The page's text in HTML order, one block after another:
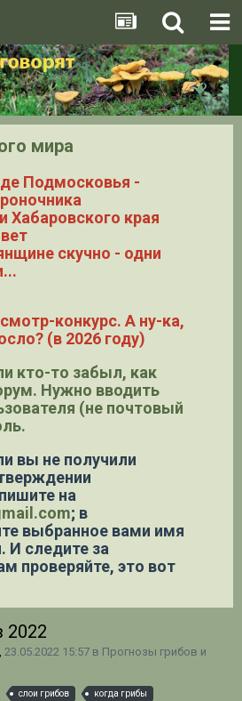
мира
Подмосковья -
Хабаровского края
скучно - одни
конкурс. А ну-ка,
(в 2026 году)
кто-то забыл, как
Нужно вводить
(не почтовый
вы не получили
пишите на
; в
выбранное вами имя
И следите за
проверяйте, это вот
2022
23.05.2022 15:57 в Прогнозы грибов и
слои грибов
когда грибы